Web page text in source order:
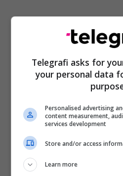
Telegrafi asks for
your personal data
Personalised advertising
content measurement,
services development
Store and/or access
Learn more